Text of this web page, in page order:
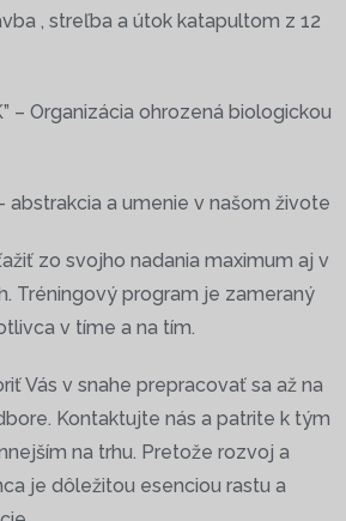
, streľba a útok katapultom z 12
– Organizácia ohrozená biologickou
abstrakcia a umenie v našom živote
zo svojho nadania maximum aj v
Tréningový program je zameraný
v tíme a na tím.
Vás v snahe prepracovať sa až na
Kontaktujte nás a patrite k tým
na trhu. Pretože rozvoj a
je dôležitou esenciou rastu a